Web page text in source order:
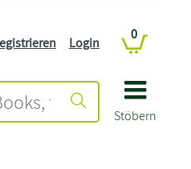
Stöbern
Login
0